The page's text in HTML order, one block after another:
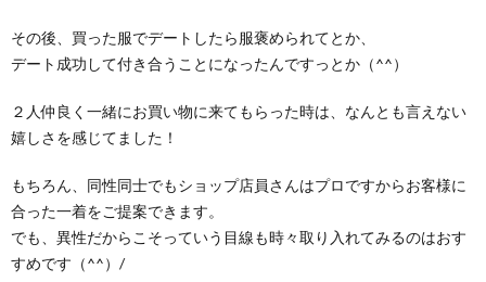
その後、買った服でデートしたら服褒められてとか、
デート成功して付き合うことになったんですっとか（^^）
２人仲良く一緒にお買い物に来てもらった時は、なんとも言えない
嬉しさを感じてました！
もちろん、同性同士でもショップ店員さんはプロですからお客様に
合った一着をご提案できます。
でも、異性だからこそっていう目線も時々取り入れてみるのはおす
すめです（^^）/